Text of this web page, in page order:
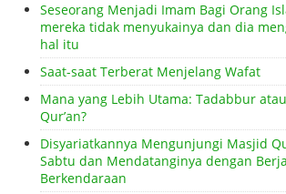
Seseorang Menjadi Imam Bagi Orang
mereka tidak menyukainya dan dia
hal itu
Saat-saat Terberat Menjelang Wafat
Mana yang Lebih Utama: Tadabbur
Qur’an?
Disyariatkannya Mengunjungi Masjid
Sabtu dan Mendatanginya dengan
Berkendaraan